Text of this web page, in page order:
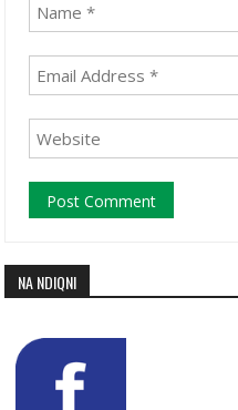
NA NDIQNI